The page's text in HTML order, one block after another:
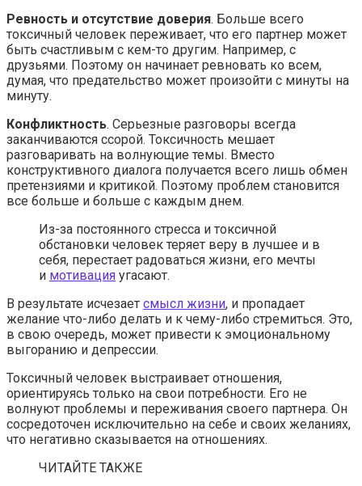
Ревность и отсутствие доверия. Больше всего
токсичный человек переживает, что его партнер может
быть счастливым с кем-то другим. Например, с
друзьями. Поэтому он начинает ревновать ко всем,
думая, что предательство может произойти с минуты на
минуту.
Конфликтность. Серьезные разговоры всегда
заканчиваются ссорой. Токсичность мешает
разговаривать на волнующие темы. Вместо
конструктивного диалога получается всего лишь обмен
претензиями и критикой. Поэтому проблем становится
все больше и больше с каждым днем.
Из-за постоянного стресса и токсичной
обстановки человек теряет веру в лучшее и в
себя, перестает радоваться жизни, его мечты
и мотивация угасают.
В результате исчезает смысл жизни, и пропадает
желание что-либо делать и к чему-либо стремиться. Это,
в свою очередь, может привести к эмоциональному
выгоранию и депрессии.
Токсичный человек выстраивает отношения,
ориентируясь только на свои потребности. Его не
волнуют проблемы и переживания своего партнера. Он
сосредоточен исключительно на себе и своих желаниях,
что негативно сказывается на отношениях.
ЧИТАЙТЕ ТАКЖЕ